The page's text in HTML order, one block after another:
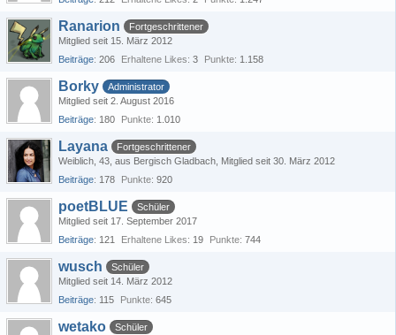
Ranarion
Fortgeschrittener
Mitglied seit 15. März 2012
Beiträge 206 Erhaltene Likes 3 Punkte 1.158
Borky
Administrator
Mitglied seit 2. August 2016
Beiträge 180 Punkte 1.010
Layana
Fortgeschrittener
Weiblich 43 aus Bergisch Gladbach Mitglied seit 30. März 2012
Beiträge 178 Punkte 920
poetBLUE
Schüler
Mitglied seit 17. September 2017
Beiträge 121 Erhaltene Likes 19 Punkte 744
wusch
Schüler
Mitglied seit 14. März 2012
Beiträge 115 Punkte 645
wetako
Schüler